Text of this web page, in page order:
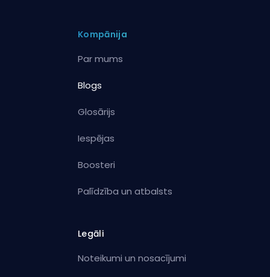
Kompānija
Par mums
Blogs
Glosārijs
Iespējas
Boosteri
Palīdzība un atbalsts
Legāli
Noteikumi un nosacījumi